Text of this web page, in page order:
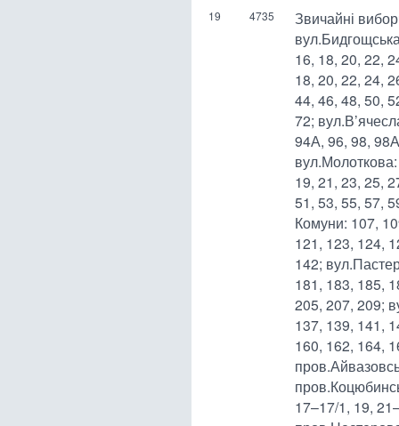
19 4735
Звичайні
16, 18, 20, 22,
18, 20, 22, 24,
44, 46, 48, 50,
72;
94А, 96, 98,
19, 21, 23, 25,
51, 53, 55, 57,
Комуни: 107,
121, 123, 124,
142;
181, 183, 185,
205, 207, 209;
137, 139, 141,
160, 162, 164,
17–17/1, 19,